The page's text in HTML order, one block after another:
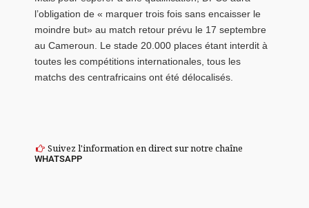
l’obligation de « marquer trois fois sans encaisser le
moindre but» au match retour prévu le 17 septembre
au Cameroun. Le stade 20.000 places étant interdit à
toutes les compétitions internationales, tous les
matchs des centrafricains ont été délocalisés.
Suivez l'information en direct sur notre chaîne
WHATSAPP